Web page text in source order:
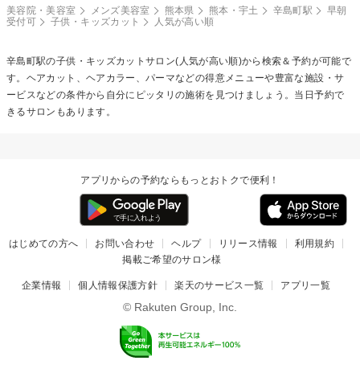
美容院・美容室 メンズ美容室 熊本県 熊本・宇土 辛島町駅
早朝
受付可
子供・キッズカット 人気が高い順
辛島町駅の子供・キッズカットサロン(人気が高い順)から検索＆予約が可能で
す。ヘアカット、ヘアカラー、パーマなどの得意メニューや豊富な施設・サ
ービスなどの条件から自分にピッタリの施術を見つけましょう。当日予約で
きるサロンもあります。
アプリからの予約ならもっとおトクで便利！
はじめての方へ お問い合わせ ヘルプ リリース情報
利用規約
掲載ご希望のサロン様
企業情報 個人情報保護方針 楽天のサービス一覧 アプリ一覧
© Rakuten Group, Inc.